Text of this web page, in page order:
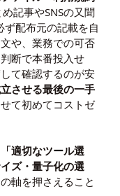
記事やSNSの又聞
ず配布元の記載を自
や、業務での可否
断で本番投入せ
て確認するのが安
させる最後の一手
て初めてコストゼ
「適切なツール選
ズ・量子化の選
軸を押さえること